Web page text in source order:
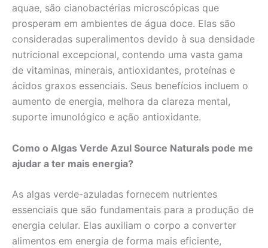
aquae, são cianobactérias microscópicas que
prosperam em ambientes de água doce. Elas são
consideradas superalimentos devido à sua densidade
nutricional excepcional, contendo uma vasta gama
de vitaminas, minerais, antioxidantes, proteínas e
ácidos graxos essenciais. Seus benefícios incluem o
aumento de energia, melhora da clareza mental,
suporte imunológico e ação antioxidante.
Como o Algas Verde Azul Source Naturals pode me
ajudar a ter mais energia?
As algas verde-azuladas fornecem nutrientes
essenciais que são fundamentais para a produção de
energia celular. Elas auxiliam o corpo a converter
alimentos em energia de forma mais eficiente,